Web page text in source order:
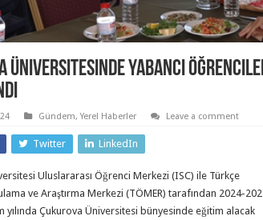
Üniversitesinde Yabancı
Gündem,Yerel Haberler Leave a comment
Twitter LinkedIn
Uluslararası Öğrenci Merkezi (ISC) ile Türkçe
ve Araştırma Merkezi (TÖMER) tarafından 2024-
Çukurova Üniversitesi bünyesinde eğitim alacak